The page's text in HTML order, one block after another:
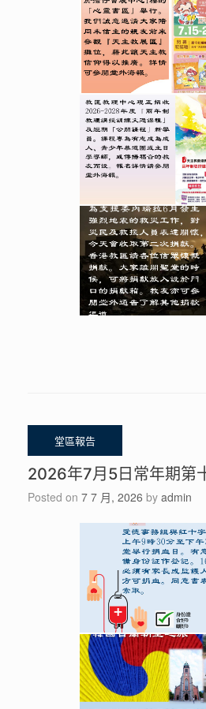
2026年7月5日常年期第
Posted on 7 7 月, 2026 by admin